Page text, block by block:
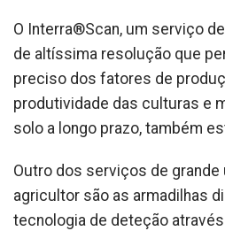
O Interra®Scan, um serviço
de altíssima resolução que
preciso dos fatores de
produtividade das culturas e
solo a longo prazo, também
Outro dos serviços de grande
agricultor são as armadilhas
tecnologia de deteção através